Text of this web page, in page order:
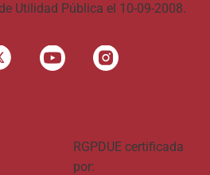
Utilidad Pública el 10-09-2008.
RGPDUE certificada
por: